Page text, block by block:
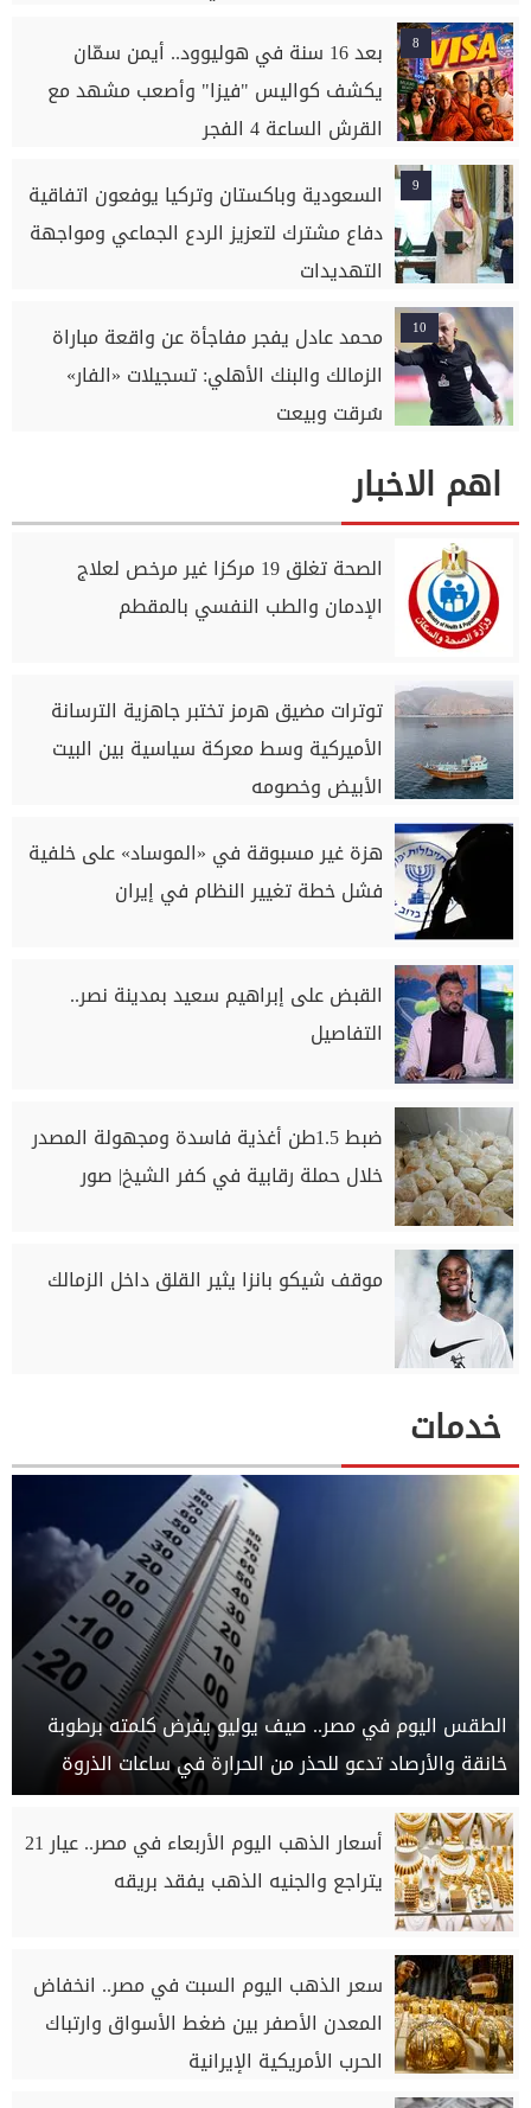
8
بعد 16 سنة في هوليوود.. أيمن سمّان
يكشف كواليس "فيزا" وأصعب مشهد مع
القرش الساعة 4 الفجر
9
السعودية وباكستان وتركيا يوفعون اتفاقية
دفاع مشترك لتعزيز الردع الجماعي ومواجهة
التهديدات
10
محمد عادل يفجر مفاجأة عن واقعة مباراة
الزمالك والبنك الأهلي: تسجيلات «الفار»
سُرقت وبيعت
اهم الاخبار
الصحة تغلق 19 مركزا غير مرخص لعلاج
الإدمان والطب النفسي بالمقطم
توترات مضيق هرمز تختبر جاهزية الترسانة
الأميركية وسط معركة سياسية بين البيت
الأبيض وخصومه
هزة غير مسبوقة في «الموساد» على خلفية
فشل خطة تغيير النظام في إيران
القبض على إبراهيم سعيد بمدينة نصر..
التفاصيل
ضبط 1.5طن أغذية فاسدة ومجهولة المصدر
خلال حملة رقابية في كفر الشيخ| صور
موقف شيكو بانزا يثير القلق داخل الزمالك
خدمات
الطقس اليوم في مصر.. صيف يوليو يفرض كلمته برطوبة
خانقة والأرصاد تدعو للحذر من الحرارة في ساعات الذروة
أسعار الذهب اليوم الأربعاء في مصر.. عيار 21
يتراجع والجنيه الذهب يفقد بريقه
سعر الذهب اليوم السبت في مصر.. انخفاض
المعدن الأصفر بين ضغط الأسواق وارتباك
الحرب الأمريكية الإيرانية